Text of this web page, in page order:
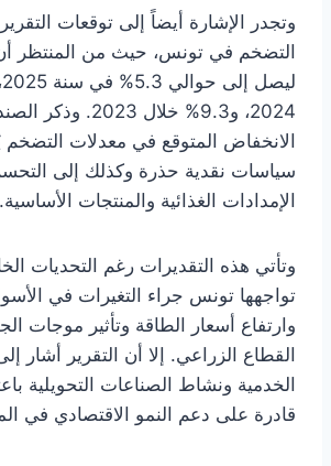
وتجدر الإشارة أيضاً إلى توقعات
التضخم في تونس، حيث من المنتظر
2024، و9.3% خلال
الانخفاض المتوقع في معدلات التضخم
سياسات نقدية حذرة وكذلك إلى
الإمدادات الغذائية والمنتجات الأساسية.
وتأتي هذه التقديرات رغم التحديات
تواجهها تونس جراء التغيرات في
وارتفاع أسعار الطاقة وتأثير موجات
القطاع الزراعي. إلا أن التقرير أشار
الخدمية ونشاط الصناعات التحويلية
قادرة على دعم النمو الاقتصادي في